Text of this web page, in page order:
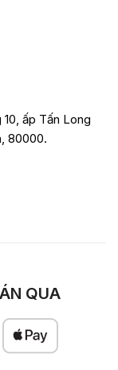
ấp Tấn Long
80000.
QUA